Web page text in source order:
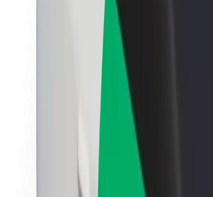
Bolt და ეკომეგობრულობა
ნულოვანი პროექტი
სიახლეები
ბრენდის გზამკვლევი
ინვესტორებთან ურთიერთობა
ლიდერობა